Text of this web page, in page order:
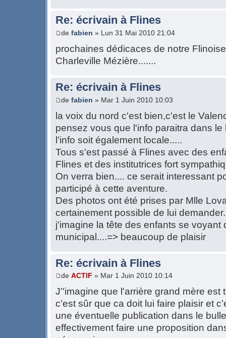
Re: écrivain à Flines
de fabien » Lun 31 Mai 2010 21:04
prochaines dédicaces de notre
Charleville Mézière.......
Re: écrivain à Flines
de fabien » Mar 1 Juin 2010 10:03
la voix du nord c'est bien,c'est le
pensez vous que l'info paraitra dans
l'info soit également locale.....
Tous s'est passé à Flines avec des
Flines et des institutrices fort
On verra bien.... ce serait interessant
participé à cette aventure.
Des photos ont été prises par Mlle
certainement possible de lui
j'imagine la tête des enfants se voyant
municipal....=> beaucoup de plaisir
Re: écrivain à Flines
de ACTIF » Mar 1 Juin 2010 10:14
J''imagine que l'arrière grand mère est
c'est sûr que ca doit lui faire plaisir et
une éventuelle publication dans le
effectivement faire une proposition